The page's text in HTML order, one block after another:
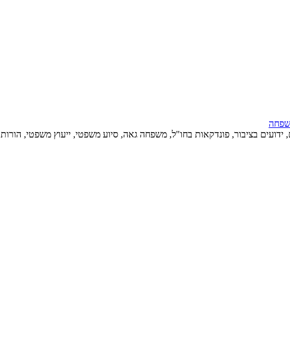
ידועים בציבור, פונדקאות בחו"ל, משפחה גאה, סיוע משפטי, ייעוץ משפטי, הורות